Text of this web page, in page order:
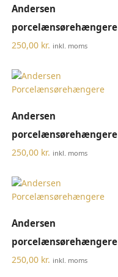
Andersen
porcelænsørehængere
250,00 kr. inkl. moms
Andersen
porcelænsørehængere
250,00 kr. inkl. moms
Andersen
porcelænsørehængere
250,00 kr. inkl. moms